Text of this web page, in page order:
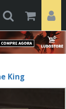
King